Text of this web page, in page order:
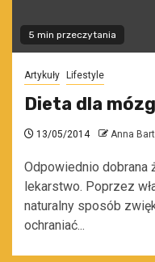
5 min przeczytania
Artykuły Lifestyle
Dieta dla
13/05/2014 Anna
Odpowiednio dobrana
lekarstwo. Poprzez
naturalny sposób
ochraniać...